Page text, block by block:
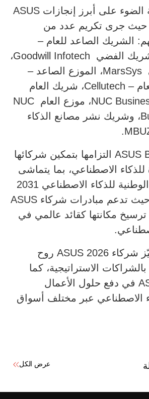
وسلطت الفعالية الضوء على أبرز إنجازات ASUS
عام 2025، حيث جرى تكريم عدد من
الشريك الصاعد للعام –
Technoplus، الشريك الفضي Goodwill Infotech،
الشريك البلاتيني MarsSys، الموزع الصاعد –
Tartan، موزع العام – Cellutech، شريك العام
NUC Business – Supertech، موزع العام NUC
Business ASBIS، وشريك نشر مصانع الذكاء
وأكدت ASUS Business التزامها بتمكين شركائها
الاصطناعي، بما يتماشى
مع الاستراتيجية الوطنية للذكاء الاصطناعي 2031
لدولة الإمارات، حيث تدعم مبادرات شركاء ASUS
مكانتها كقائد عالمي في
وعكست ليلة تميّز شركاء ASUS 2026 روح
بالشراكات الاستراتيجية، كما
رسّخت دور ASUS في دفع حلول الأعمال
الاصطناعي عبر مختلف أسواق
عرض الكل